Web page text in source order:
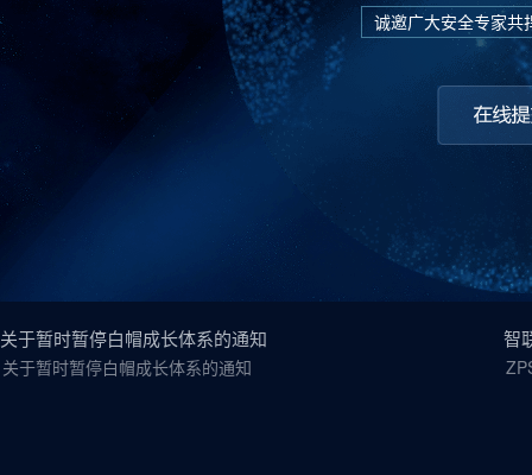
诚邀广大安全专家共
关于暂时暂停白帽成长体系的通知
关于暂时暂停白帽成长体系的通知